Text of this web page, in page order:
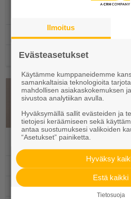
Ammattimyynti
Toimituspisteet ja aukioloajat
Porraselementit
Ammattimyynti
Toimituspisteet ja aukioloajat
Ilmoitus
Evästeasetukset
Käytämme kumppaneidemme
samankaltaisia teknologioita
mahdollisen asiakaskokemuksen
sivustoa analytiikan avulla.
Hyväksymällä sallit evästeiden ja
tietojesi keräämiseen sekä
antaa suostumuksesi valikoiden
“Asetukset” painiketta.
Hyväksy
Estä kaikki
Tietosuoja